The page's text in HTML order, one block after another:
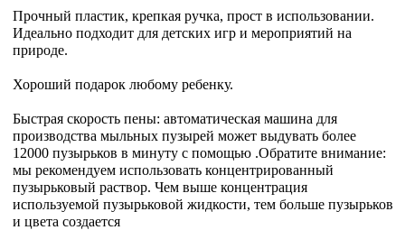
Прочный пластик, крепкая ручка, прост в использовании.
Идеально подходит для детских игр и мероприятий на
природе.
Хороший подарок любому ребенку.
Быстрая скорость пены: автоматическая машина для
производства мыльных пузырей может выдувать более
12000 пузырьков в минуту с помощью .Обратите внимание:
мы рекомендуем использовать концентрированный
пузырьковый раствор. Чем выше концентрация
используемой пузырьковой жидкости, тем больше пузырьков
и цвета создается